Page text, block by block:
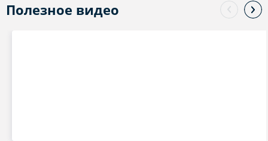
Полезное видео